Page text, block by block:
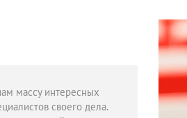
массу интересных
своего дела.